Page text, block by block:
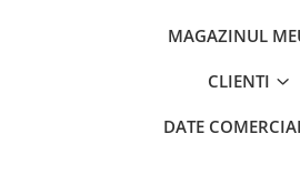
MAGAZINUL
CLIENTI
DATE